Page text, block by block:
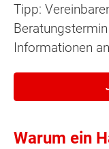
Tipp:
Informationen
Warum ein